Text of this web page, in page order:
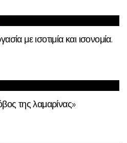
με ισοτιμία και ισονομία.
της λαμαρίνας»